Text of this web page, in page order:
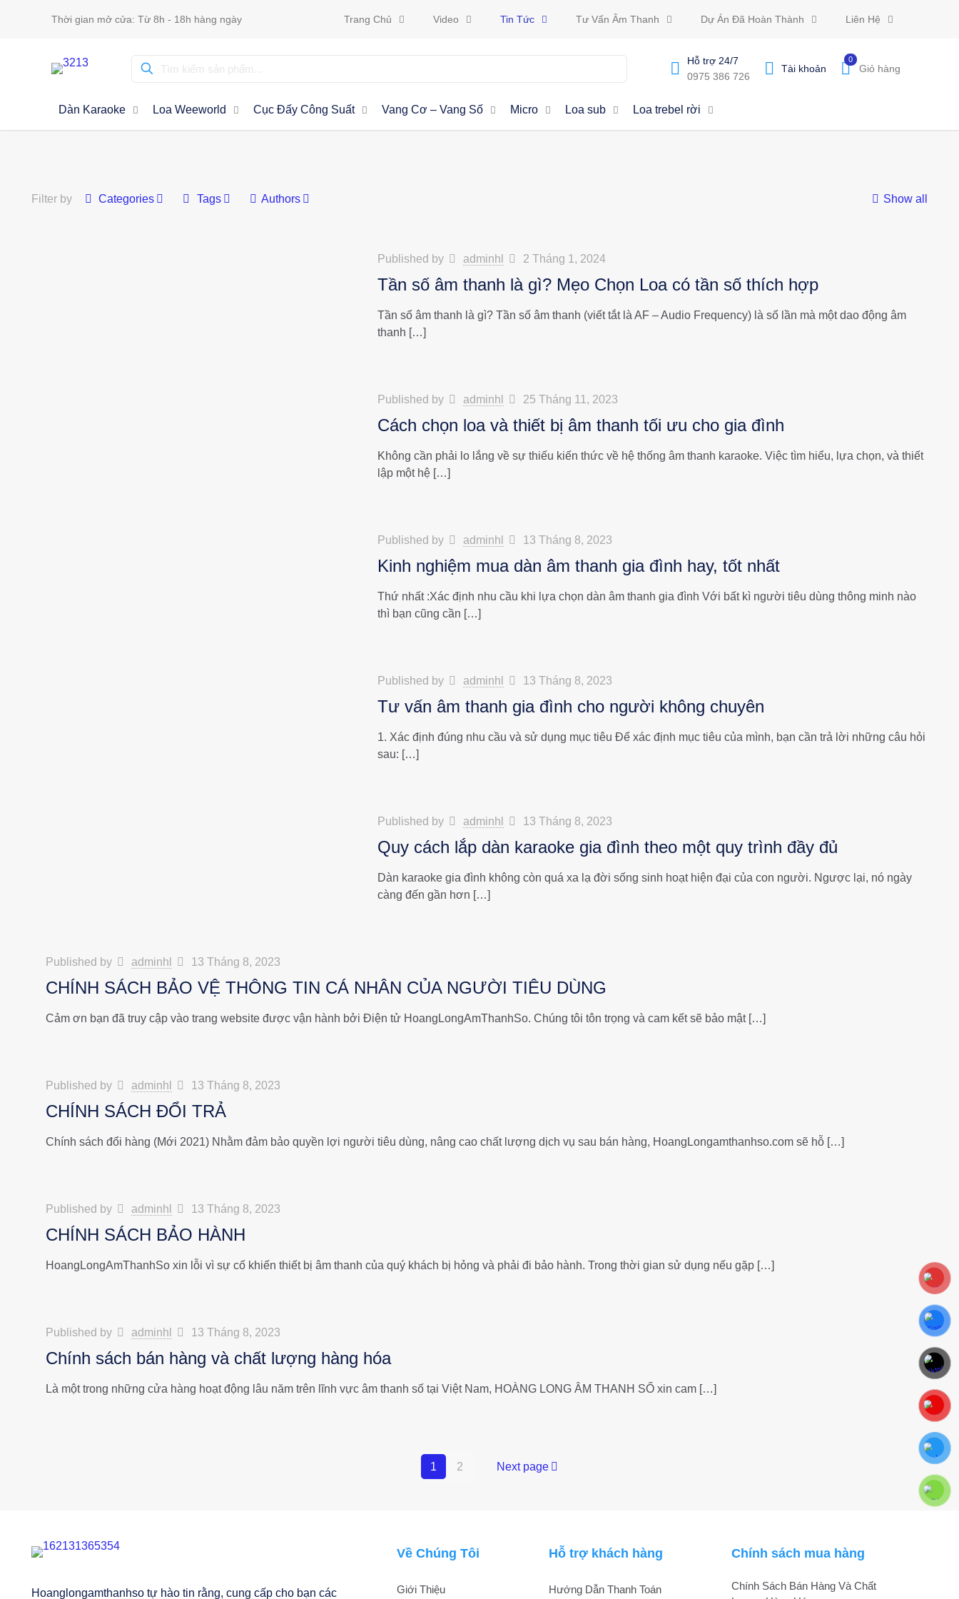
Thời gian mở cửa: Từ 8h - 18h hàng ngày Trang Chủ Video Tin Tức Tư Vấn Âm Thanh Dự Án Đã Hoàn Thành Liên Hệ
Hỗ trợ 24/7
0975 386 726
Tài khoản
0
Giỏ hàng
Dàn Karaoke Loa Weeworld Cục Đấy Công Suất Vang Cơ – Vang Số Micro Loa sub Loa trebel rời
Filter by Categories Tags Authors Show all
Published by adminhl 2 Tháng 1, 2024
Tần số âm thanh là gì? Mẹo Chọn Loa có tần số thích hợp
Tần số âm thanh là gì? Tần số âm thanh (viết tắt là AF – Audio Frequency) là số lần mà một dao động âm
thanh […]
Published by adminhl 25 Tháng 11, 2023
Cách chọn loa và thiết bị âm thanh tối ưu cho gia đình
Không cần phải lo lắng về sự thiếu kiến thức về hệ thống âm thanh karaoke. Việc tìm hiểu, lựa chọn, và thiết
lập một hệ[…]
Published by adminhl 13 Tháng 8, 2023
Kinh nghiệm mua dàn âm thanh gia đình hay, tốt nhất
Thứ nhất :Xác định nhu cầu khi lựa chọn dàn âm thanh gia đình Với bất kì người tiêu dùng thông minh nào
thì bạn cũng cần […]
Published by adminhl 13 Tháng 8, 2023
Tư vấn âm thanh gia đình cho người không chuyên
1. Xác định đúng nhu cầu và sử dụng mục tiêu Để xác định mục tiêu của mình, bạn cần trả lời những câu hỏi
sau: […]
Published by adminhl 13 Tháng 8, 2023
Quy cách lắp dàn karaoke gia đình theo một quy trình đầy đủ
Dàn karaoke gia đình không còn quá xa lạ đời sống sinh hoạt hiện đại của con người. Ngược lại, nó ngày
càng đến gần hơn […]
Published by adminhl 13 Tháng 8, 2023
CHÍNH SÁCH BẢO VỆ THÔNG TIN CÁ NHÂN CỦA NGƯỜI TIÊU DÙNG
Cảm ơn bạn đã truy cập vào trang website được vận hành bởi Điện tử HoangLongAmThanhSo. Chúng tôi tôn trọng và cam kết sẽ bảo mật[…]
Published by adminhl 13 Tháng 8, 2023
CHÍNH SÁCH ĐỔI TRẢ
Chính sách đổi hàng (Mới 2021) Nhằm đảm bảo quyền lợi người tiêu dùng, nâng cao chất lượng dịch vụ sau bán hàng, HoangLongamthanhso.com sẽ hỗ […]
Published by adminhl 13 Tháng 8, 2023
CHÍNH SÁCH BẢO HÀNH
HoangLongAmThanhSo xin lỗi vì sự cố khiến thiết bị âm thanh của quý khách bị hỏng và phải đi bảo hành. Trong thời gian sử dụng nếu gặp […]
Published by adminhl 13 Tháng 8, 2023
Chính sách bán hàng và chất lượng hàng hóa
Là một trong những cửa hàng hoạt động lâu năm trên lĩnh vực âm thanh số tại Việt Nam, HOÀNG LONG ÂM THANH SỐ xin cam […]
1 2 Next page
Hoanglongamthanhso tự hào tin rằng, cung cấp cho bạn các
Về Chúng Tôi
Giới Thiệu
Hỗ trợ khách hàng
Hướng Dẫn Thanh Toán
Chính sách mua hàng
Chính Sách Bán Hàng Và Chất